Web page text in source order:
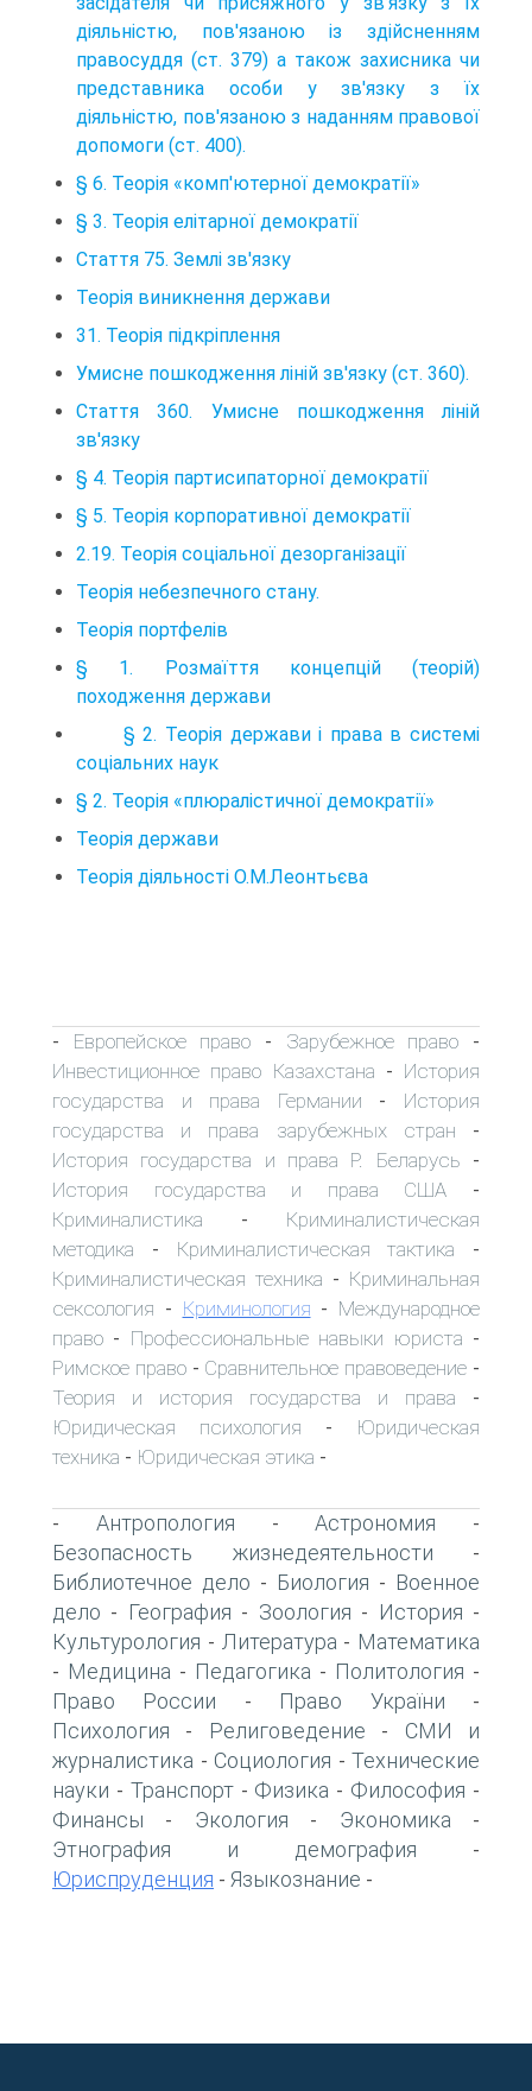
діяльністю, пов'язаною із здійсненням
правосуддя (ст. 379) а також захисника чи
представника особи у зв'язку з їх
діяльністю, пов'язаною з наданням правової
допомоги (ст. 400).
§ 6. Теорія «комп'ютерної демократії»
§ 3. Теорія елітарної демократії
Стаття 75. Землі зв'язку
Теорія виникнення держави
31. Теорія підкріплення
Умисне пошкодження ліній зв'язку (ст. 360).
Стаття 360. Умисне пошкодження ліній
зв'язку
§ 4. Теорія партисипаторної демократії
§ 5. Теорія корпоративної демократії
2.19. Теорія соціальної дезорганізації
Теорія небезпечного стану.
Теорія портфелів
§ 1. Розмаїття концепцій (теорій)
походження держави
§ 2. Теорія держави і права в системі
соціальних наук
§ 2. Теорія «плюралістичної демократії»
Теорія держави
Теорія діяльності О.М.Леонтьєва
- Европейское право - Зарубежное право -
Инвестиционное право Казахстана - История
государства и права Германии - История
государства и права зарубежных стран -
История государства и права Р. Беларусь -
История государства и права США -
Криминалистика - Криминалистическая
методика - Криминалистическая тактика -
Криминалистическая техника - Криминальная
сексология - Криминология - Международное
право - Профессиональные навыки юриста -
Римское право- Сравнительное правоведение -
Теория и история государства и права -
Юридическая психология -
Юридическая
техника - Юридическая этика -
- Антропология -Астрономия -
Безопасность жизнедеятельности -
Библиотечное дело - Биология - Военное
дело - География - Зоология - История -
Культурология - Литература - Математика
- Медицина - Педагогика - Политология -
Право России - Право України -
Психология - Религоведение - СМИ и
журналистика - Социология - Технические
науки - Транспорт- Физика - Философия -
Финансы - Экология - Экономика -
Этнография и демография -
Юриспруденция - Языкознание -